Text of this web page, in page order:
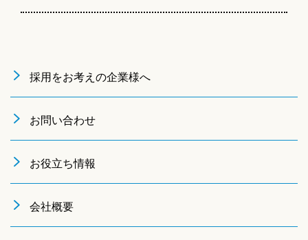
採用をお考えの企業様へ
お問い合わせ
お役立ち情報
会社概要